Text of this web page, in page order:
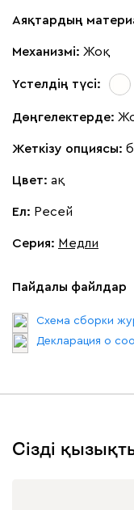
Аяқтардың
Механизмі: Жоқ
Үстелдің түсі:
Дөңгелектерде:
Жеткізу опциясы:
Цвет: ақ
Ел: Ресей
Серия: Медли
Пайдалы файлдар
Схема сборки
Декларация о
Сізді